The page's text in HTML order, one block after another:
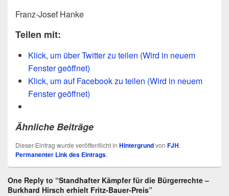
Franz-Josef Hanke
Teilen mit:
Klick, um über Twitter zu teilen (Wird in neuem
Fenster geöffnet)
Klick, um auf Facebook zu teilen (Wird in neuem
Fenster geöffnet)
Ähnliche Beiträge
Dieser Eintrag wurde veröffentlicht in Hintergrundvon FJH.
Permanenter Link des Eintrags.
One Reply to “Standhafter Kämpfer für die Bürgerrechte –
Burkhard Hirsch erhielt Fritz-Bauer-Preis”